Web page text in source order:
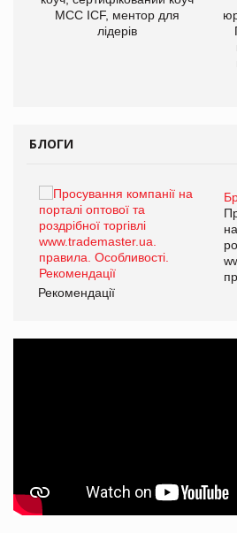
МСС ICF, ментор для
лідерів
БЛОГИ
Рекомендації